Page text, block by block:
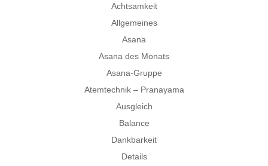
Achtsamkeit
Allgemeines
Asana
Asana des Monats
Asana-Gruppe
Atemtechnik – Pranayama
Ausgleich
Balance
Dankbarkeit
Details